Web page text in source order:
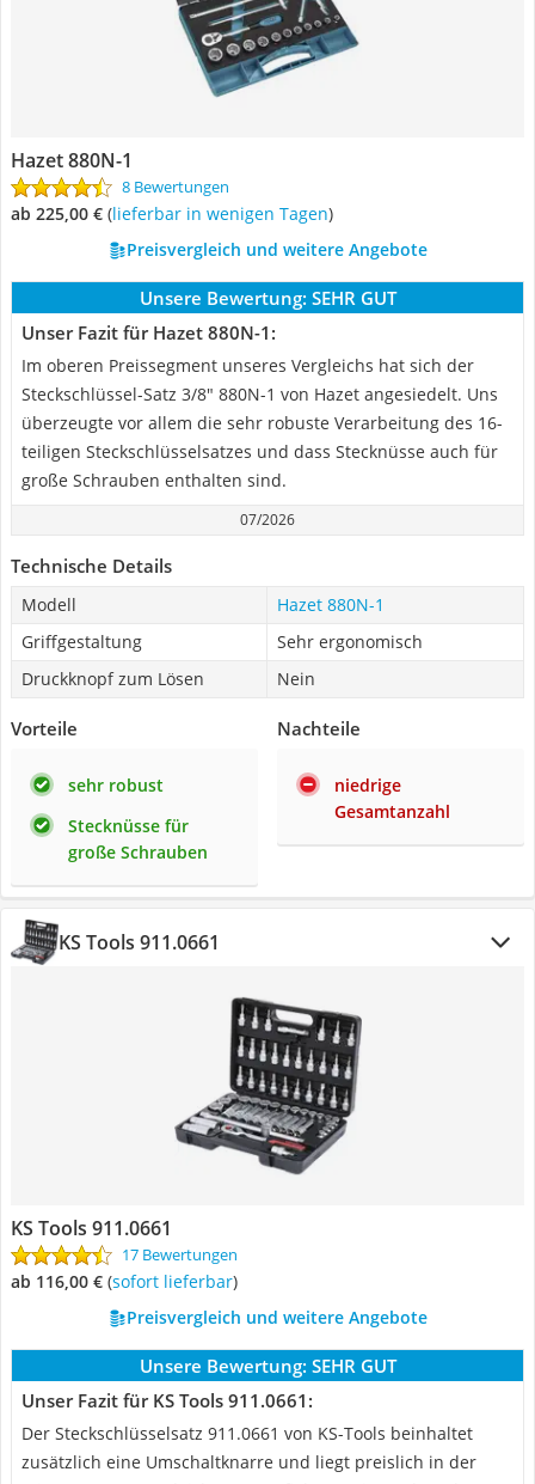
Hazet 880N-1
8 Bewertungen
ab 225,00 € ( Lieferbar in wenigen Tagen)
Preisvergleich und weitere Angebote
Unsere Bewertung: SEHR GUT
Unser Fazit für Hazet 880N-1:
Im oberen Preissegment unseres Vergleichs hat sich der
Steckschlüssel-Satz 3/8" 880N-1 von Hazet angesiedelt. Uns
überzeugte vor allem die sehr robuste Verarbeitung des 16-
teiligen Steckschlüsselsatzes und dass Stecknüsse auch für
große Schrauben enthalten sind.
07/2026
Technische Details
Modell
Hazet 880N-1
Griffgestaltung
Sehr ergonomisch
Druckknopf zum Lösen
Nein
Vorteile
sehr robust
Stecknüsse für
große Schrauben
Nachteile
niedrige
Gesamtanzahl
KS Tools 911.0661
KS Tools 911.0661
17 Bewertungen
ab 116,00 € ( Sofort lieferbar)
Preisvergleich und weitere Angebote
Unsere Bewertung: SEHR GUT
Unser Fazit für KS Tools 911.0661:
Der Steckschlüsselsatz 911.0661 von KS-Tools beinhaltet
zusätzlich eine Umschaltknarre und liegt preislich in der